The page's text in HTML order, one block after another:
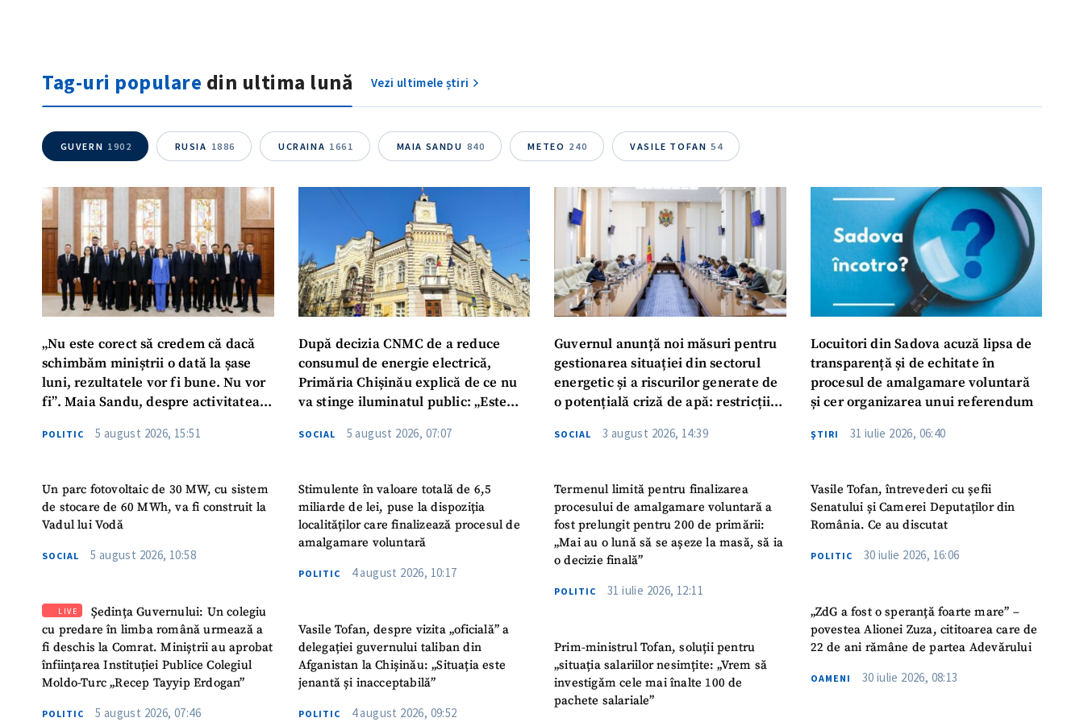
Tag-uri populare din ultima lună Vezi ultimele știri
GUVERN 1902 RUSIA 1886 UCRAINA 1661 MAIA SANDU 840 METEO 240 VASILE TOFAN 54
„Nu este corect să credem că dacă
schimbăm miniștrii o dată la șase
luni, rezultatele vor fi bune. Nu vor
fi”. Maia Sandu, despre activitatea
POLITIC 5 august 2026, 15:51
Un parc fotovoltaic de 30 MW, cu sistem
de stocare de 60 MWh, va fi construit la
Vadul lui Vodă
SOCIAL 5 august 2026, 10:58
LIVE
Ședința Guvernului: Un colegiu
cu predare în limba română urmează a
fi deschis la Comrat. Miniștrii au aprobat
înființarea Instituției Publice Colegiul
Moldo-Turc „Recep Tayyip Erdogan”
POLITIC 5 august 2026, 07:46
După decizia CNMC de a reduce
consumul de energie electrică,
Primăria Chișinău explică de ce nu
va stinge iluminatul public: „Este
SOCIAL 5 august 2026, 07:07
Stimulente în valoare totală de 6,5
miliarde de lei, puse la dispoziția
localităților care finalizează procesul de
amalgamare voluntară
POLITIC 4 august 2026, 10:17
Vasile Tofan, despre vizita „oficială” a
delegației guvernului taliban din
Afganistan la Chișinău: „Situația este
jenantă și inacceptabilă”
POLITIC 4 august 2026, 09:52
Guvernul anunță noi măsuri pentru
gestionarea situației din sectorul
energetic și a riscurilor generate de
o potențială criză de apă: restricții
SOCIAL 3 august 2026, 14:39
Termenul limită pentru finalizarea
procesului de amalgamare voluntară a
fost prelungit pentru 200 de primării:
„Mai au o lună să se așeze la masă, să ia
o decizie finală”
POLITIC 31 iulie 2026, 12:11
Prim-ministrul Tofan, soluții pentru
„situația salariilor nesimțite: „Vrem să
investigăm cele mai înalte 100 de
pachete salariale”
Locuitori din Sadova acuză lipsa de
transparență și de echitate în
procesul de amalgamare voluntară
și cer organizarea unui referendum
ŞTIRI 31 iulie 2026, 06:40
Vasile Tofan, întrevederi cu șefii
Senatului și Camerei Deputaților din
România. Ce au discutat
POLITIC 30 iulie 2026, 16:06
„ZdG a fost o speranță foarte mare” –
povestea Alionei Zuza, cititoarea care de
22 de ani rămâne de partea Adevărului
OAMENI 30 iulie 2026, 08:13